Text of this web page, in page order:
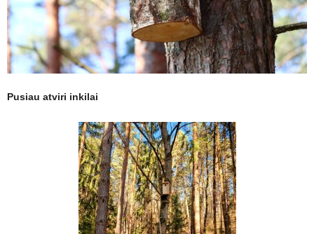
Pusiau atviri inkilai